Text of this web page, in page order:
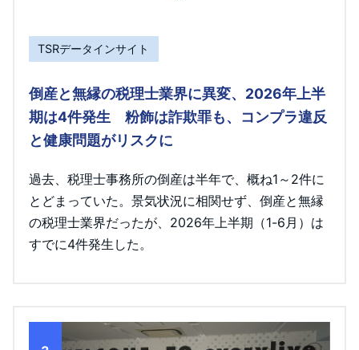
TSRデータインサイト
倒産と無縁の税理士業界に異変、2026年上半
期は4件発生 粉飾は詐欺罪も、コンプラ違反
と健康問題がリスクに
過去、税理士事務所の倒産は半年で、概ね1～2件に
とどまっていた。景気状況に相関せず、倒産と無縁
の税理士業界だったが、2026年上半期（1-6月）は
すでに4件発生した。